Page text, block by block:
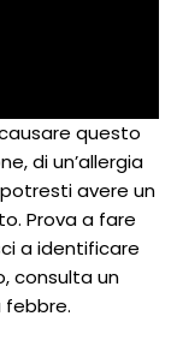
questo
di un’allergia
avere un
Prova a fare
a identificare
consulta un
febbre.